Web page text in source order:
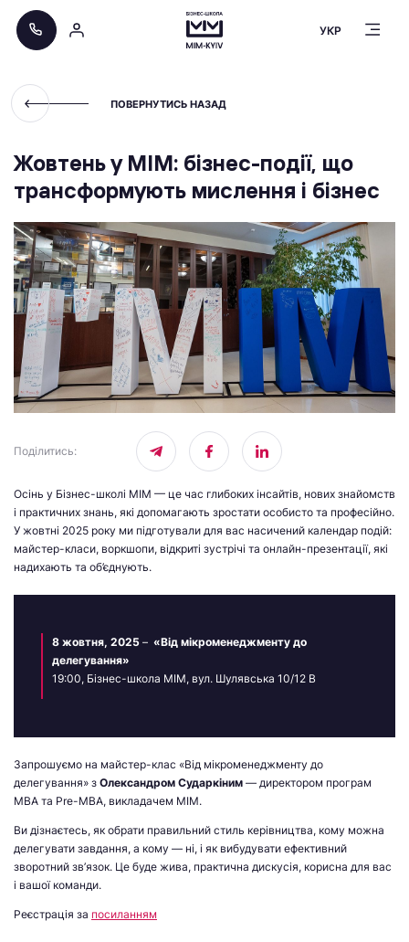
УКР
ПОВЕРНУТИСЬ НАЗАД
Жовтень у МІМ: бізнес-події, що
трансформують мислення і бізнес
Поділитись:
Осінь у Бізнес-школі МІМ — це час глибоких інсайтів, нових знайомств
і практичних знань, які допомагають зростати особисто та професійно.
У жовтні 2025 року ми підготували для вас насичений календар подій:
майстер-класи, воркшопи, відкриті зустрічі та онлайн-презентації, які
надихають та об’єднують.
8 жовтня, 2025 – «Від мікроменеджменту до
делегування»
19:00, Бізнес-школа МІМ, вул. Шулявська 10/12 В
Запрошуємо на майстер-клас «Від мікроменеджменту до
делегування» з Олександром Сударкіним — директором програм
MBA та Pre-MBA, викладачем МІМ.
Ви дізнаєтесь, як обрати правильний стиль керівництва, кому можна
делегувати завдання, а кому — ні, і як вибудувати ефективний
зворотний зв’язок. Це буде жива, практична дискусія, корисна для вас
і вашої команди.
Реєстрація за посиланням